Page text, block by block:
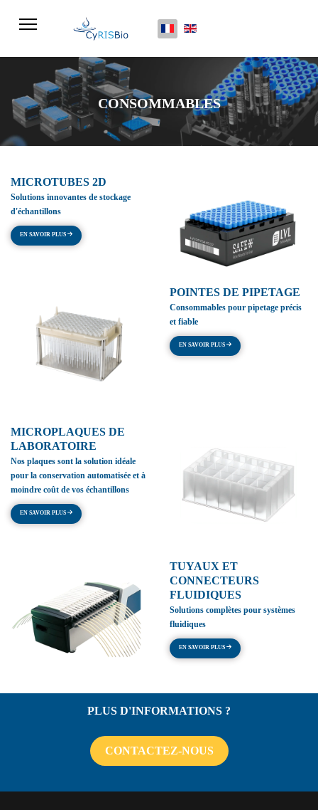
Sélectionnez votre langue
CONSOMMABLES
MICROTUBES 2D
Solutions innovantes de stockage
d'échantillons
EN SAVOIR PLUS
POINTES DE PIPETAGE
Consommables pour pipetage précis
et fiable
EN SAVOIR PLUS
MICROPLAQUES DE
LABORATOIRE
Nos plaques sont la solution idéale
pour la conservation automatisée et à
moindre coût de vos échantillons
EN SAVOIR PLUS
TUYAUX ET
CONNECTEURS
FLUIDIQUES
Solutions complètes pour systèmes
fluidiques
EN SAVOIR PLUS
PLUS D'INFORMATIONS ?
CONTACTEZ-NOUS